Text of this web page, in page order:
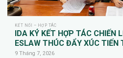
KẾT NỐI – HỢP TÁC
IDA KÝ KẾT HỢP TÁC CHIẾN
ESLAW THÚC ĐẨY XÚC TIẾN
HÚT ĐẦU TƯ QUỐC TẾ
9 Tháng 7, 2026